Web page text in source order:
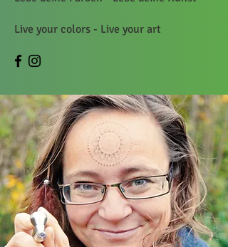
Live your colors - Live your art